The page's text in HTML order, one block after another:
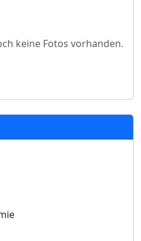
keine Fotos vorhanden.